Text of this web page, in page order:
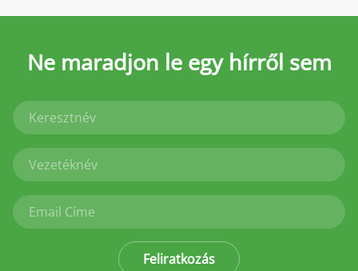
Ne maradjon le egy hírről sem
Feliratkozás